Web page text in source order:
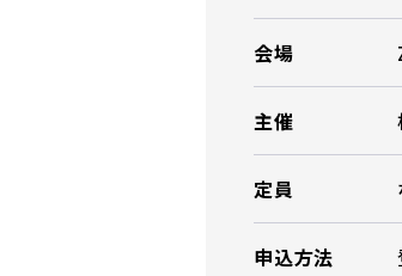
会場
主催
定員
申込方法